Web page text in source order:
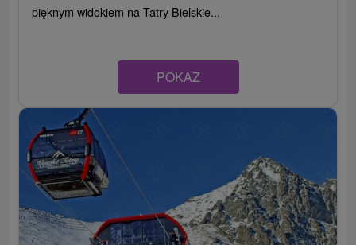
pięknym widokiem na Tatry Bielskie...
POKAZ